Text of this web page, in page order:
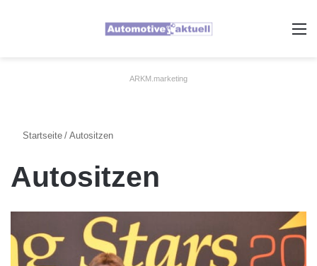
ARKM.marketing
Startseite / Autositzen
Autositzen